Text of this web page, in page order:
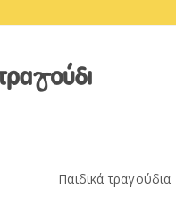
Παιδικά τραγούδια